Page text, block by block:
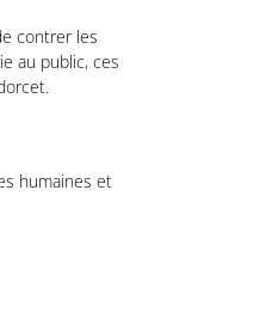
contrer les
au public, ces
humaines et